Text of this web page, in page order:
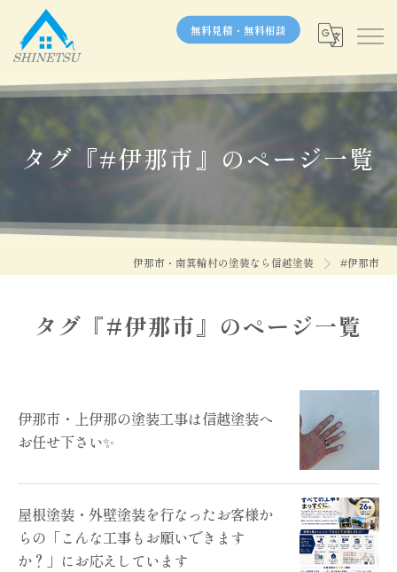
無料見積・無料相談
タグ『#伊那市』のページ一覧
伊那市・南箕輪村の塗装なら信越塗装 #伊那市
タグ『#伊那市』のページ一覧
伊那市・上伊那の塗装工事は信越塗装へ
お任せ下さい✨
屋根塗装・外壁塗装を行なったお客様か
らの「こんな工事もお願いできます
か？」にお応えしています